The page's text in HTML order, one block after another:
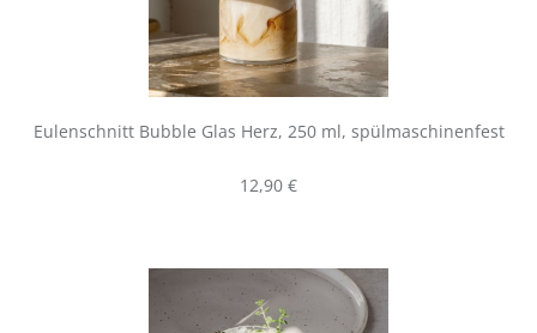
Eulenschnitt Bubble Glas Herz, 250 ml, spülmaschinenfest
Regulärer Preis:
12,90 €